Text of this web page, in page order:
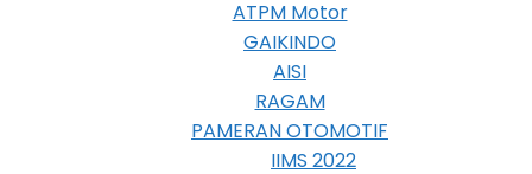
ATPM Motor
GAIKINDO
AISI
RAGAM
PAMERAN OTOMOTIF
IIMS 2022